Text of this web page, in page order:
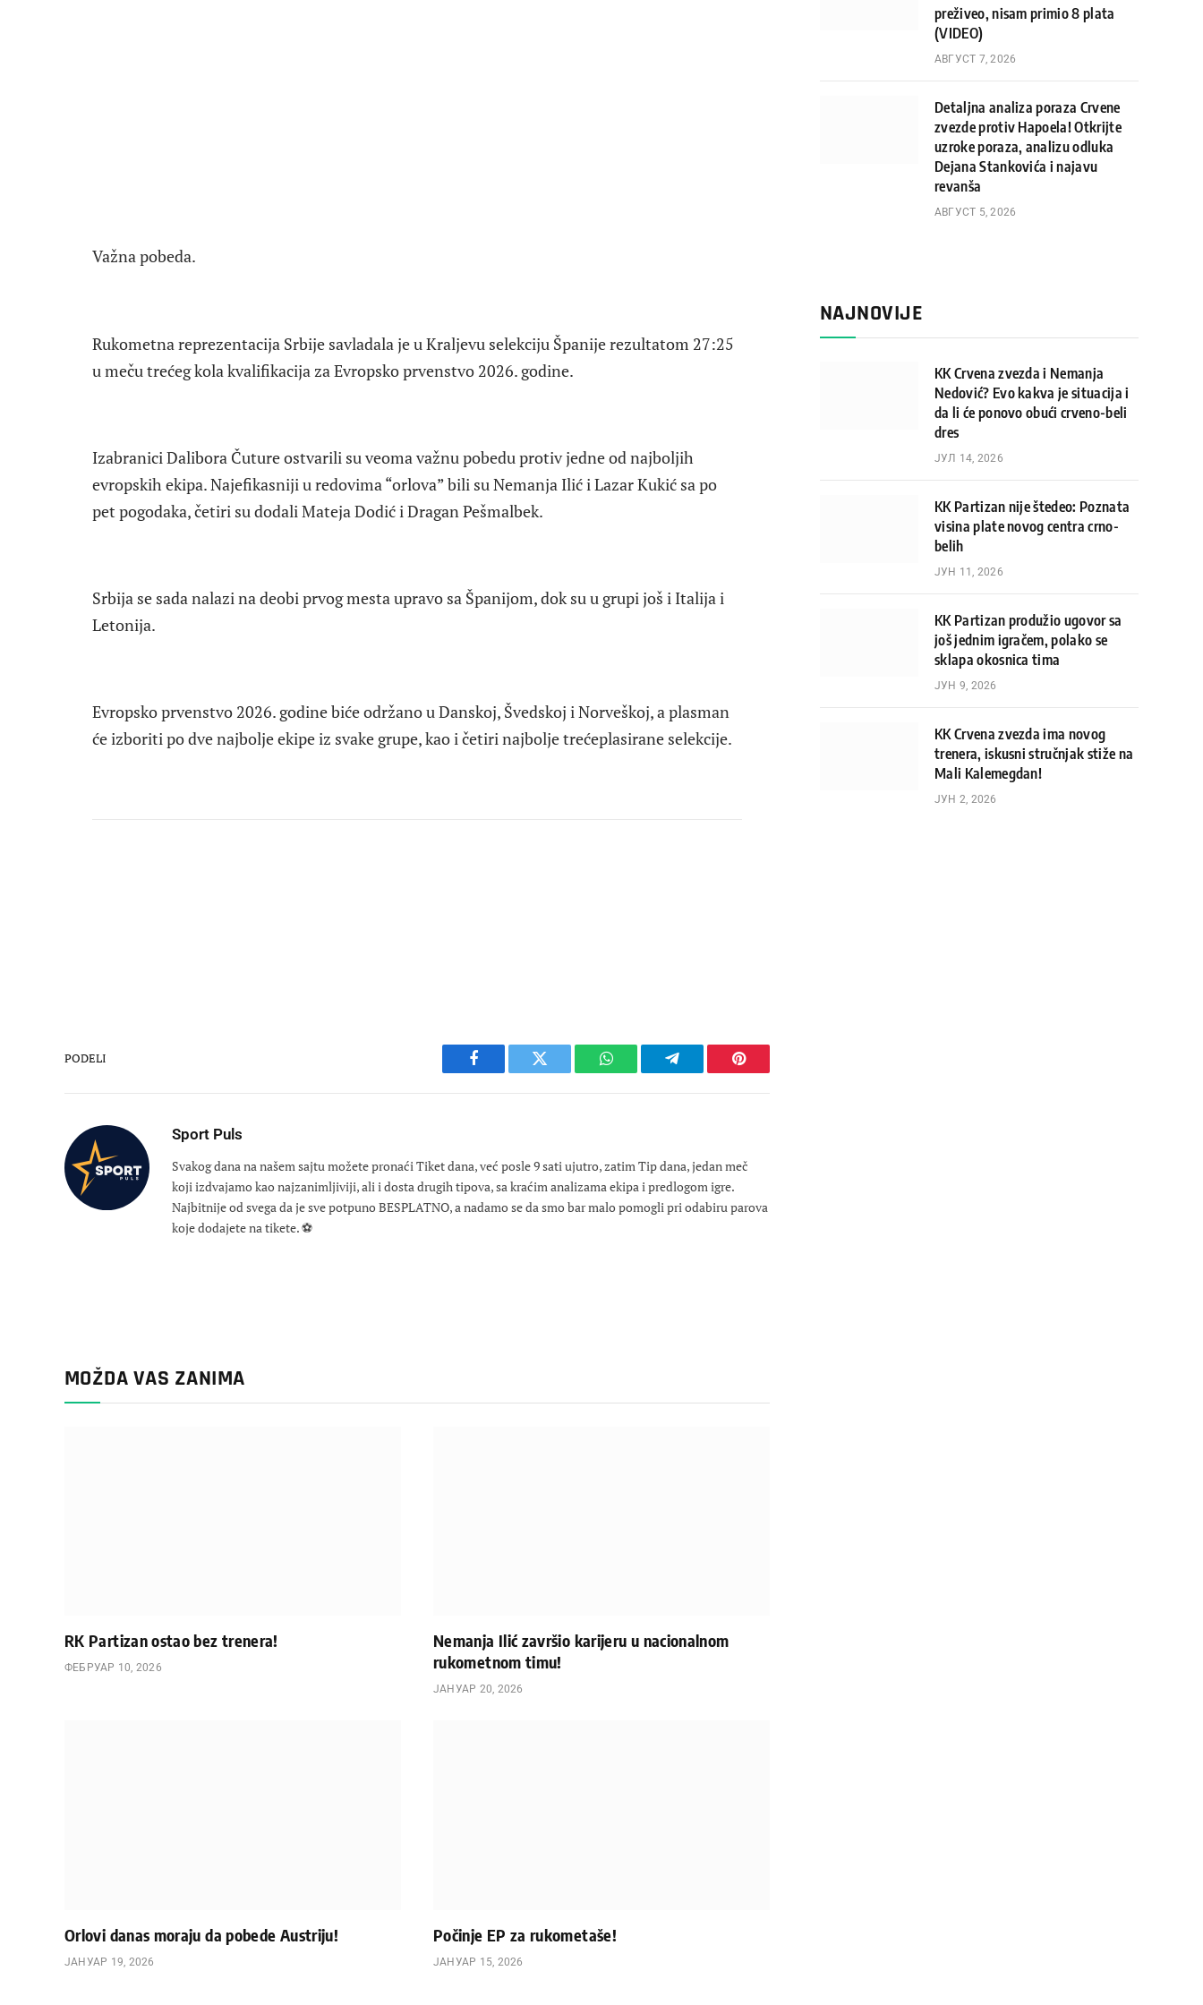
Važna pobeda.
Rukometna reprezentacija Srbije savladala je u Kraljevu selekciju Španije rezultatom 27:25
u meču trećeg kola kvalifikacija za Evropsko prvenstvo 2026. godine.
Izabranici Dalibora Čuture ostvarili su veoma važnu pobedu protiv jedne od najboljih
evropskih ekipa. Najefikasniji u redovima “orlova” bili su Nemanja Ilić i Lazar Kukić sa po
pet pogodaka, četiri su dodali Mateja Dodić i Dragan Pešmalbek.
Srbija se sada nalazi na deobi prvog mesta upravo sa Španijom, dok su u grupi još i Italija i
Letonija.
Evropsko prvenstvo 2026. godine biće održano u Danskoj, Švedskoj i Norveškoj, a plasman
će izboriti po dve najbolje ekipe iz svake grupe, kao i četiri najbolje trećeplasirane selekcije.
PODELI
Facebook Twitter WhatsAppTelegram Pinterest
Sport Puls
Svakog dana na našem sajtu možete pronaći Tiket dana, već posle 9 sati ujutro, zatim Tip dana, jedan meč
koji izdvajamo kao najzanimljiviji, ali i dosta drugih tipova, sa kraćim analizama ekipa i predlogom igre.
Najbitnije od svega da je sve potpuno BESPLATNO, a nadamo se da smo bar malo pomogli pri odabiru parova
koje dodajete na tikete. ⚽
MOŽDA VAS ZANIMA
RK Partizan ostao bez trenera!
ФЕБРУАР 10, 2026
Nemanja Ilić završio karijeru u nacionalnom
rukometnom timu!
ЈАНУАР 20, 2026
Orlovi danas moraju da pobede Austriju!
ЈАНУАР 19, 2026
Počinje EP za rukometaše!
ЈАНУАР 15, 2026
preživeo, nisam primio 8 plata
(VIDEO)
АВГУСТ 7, 2026
Detaljna analiza poraza Crvene
zvezde protiv Hapoela! Otkrijte
uzroke poraza, analizu odluka
Dejana Stankovića i najavu
revanša
АВГУСТ 5, 2026
NAJNOVIJE
KK Crvena zvezda i Nemanja
Nedović? Evo kakva je situacija i
da li će ponovo obući crveno-beli
dres
ЈУЛ 14, 2026
KK Partizan nije štedeo: Poznata
visina plate novog centra crno-
belih
ЈУН 11, 2026
KK Partizan produžio ugovor sa
još jednim igračem, polako se
sklapa okosnica tima
ЈУН 9, 2026
KK Crvena zvezda ima novog
trenera, iskusni stručnjak stiže na
Mali Kalemegdan!
ЈУН 2, 2026